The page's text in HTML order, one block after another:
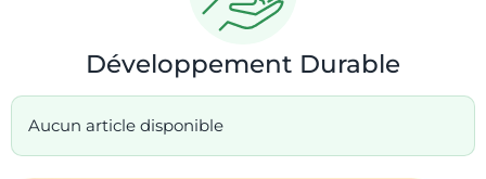
Développement Durable
Aucun article disponible